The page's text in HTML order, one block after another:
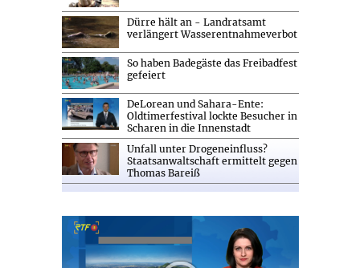
Dürre hält an - Landratsamt
verlängert Wasserentnahmeverbot
So haben Badegäste das Freibadfest
gefeiert
DeLorean und Sahara-Ente:
Oldtimerfestival lockte Besucher in
Scharen in die Innenstadt
Unfall unter Drogeneinfluss?
Staatsanwaltschaft ermittelt gegen
Thomas Bareiß